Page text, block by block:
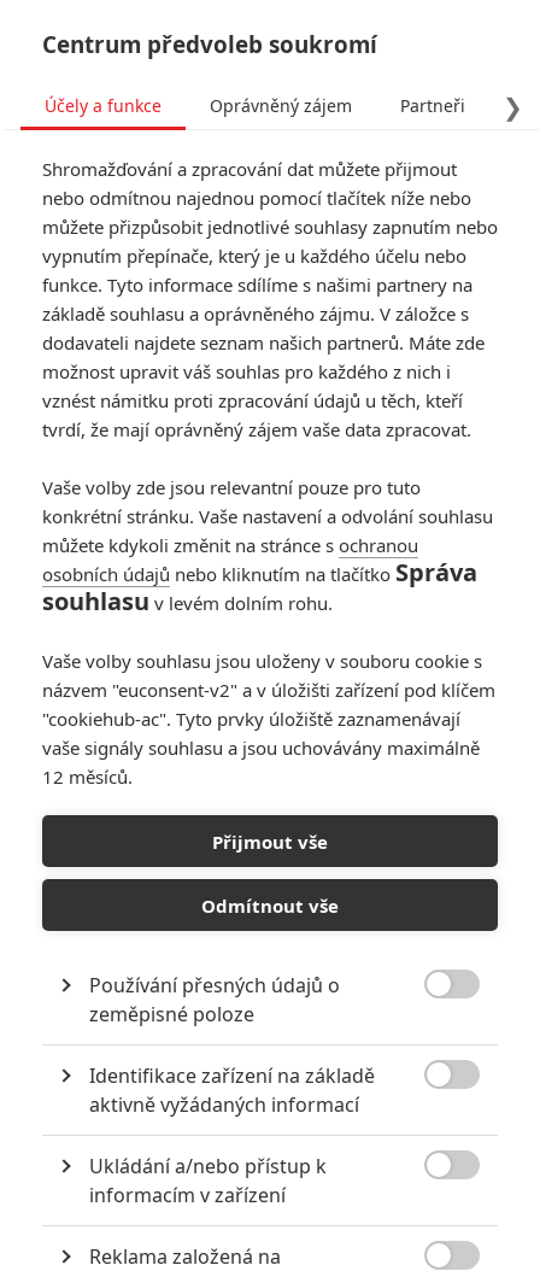
Coco 2: Po letech se s
Pixarem vrátíme do světa
mrtvých
Napsal:Michal Janoušek - (Rudmen), 29.03.2025 09:00
PŘIDAT NOVÝ KOMENTÁŘ
Pro psaní komentářů, se přihlašte.
RECENZE FILMŮ
10
Recenze: Zcela výjimečná Gerta
Schnirch nebarví hnus českých dějin
narůžovo
5
Recenze: Záhada strašidelného
8 Recenze: Občanská válka
6
Recenze: Godzilla x Kong: Nové
impérium
8 Recenze: Opičí muž
Centrum předvoleb soukromí
❯
Účely a funkce Oprávněný zájem Partneři
Shromažďování a zpracování dat můžete přijmout
nebo odmítnou najednou pomocí tlačítek níže nebo
můžete přizpůsobit jednotlivé souhlasy zapnutím nebo
vypnutím přepínače, který je u každého účelu nebo
funkce. Tyto informace sdílíme s našimi partnery na
základě souhlasu a oprávněného zájmu. V záložce s
dodavateli najdete seznam našich partnerů. Máte zde
možnost upravit váš souhlas pro každého z nich i
vznést námitku proti zpracování údajů u těch, kteří
tvrdí, že mají oprávněný zájem vaše data zpracovat.
Vaše volby zde jsou relevantní pouze pro tuto
konkrétní stránku. Vaše nastavení a odvolání souhlasu
můžete kdykoli změnit na stránce s ochranou
osobních údajů nebo kliknutím na tlačítko Správa
souhlasu v levém dolním rohu.
Vaše volby souhlasu jsou uloženy v souboru cookie s
názvem "euconsent-v2" a v úložišti zařízení pod klíčem
"cookiehub-ac". Tyto prvky úložiště zaznamenávají
vaše signály souhlasu a jsou uchovávány maximálně
12 měsíců.
Přijmout vše
Odmítnout vše
Používání přesných údajů o
zeměpisné poloze
Identifikace zařízení na základě
aktivně vyžádaných informací
Ukládání a/nebo přístup k
informacím v zařízení
Reklama založená na